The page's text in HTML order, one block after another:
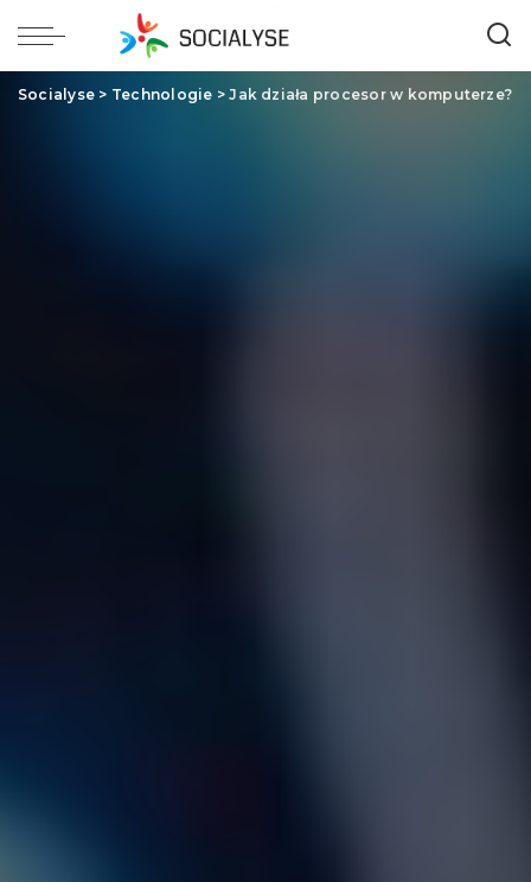
Socialyse > Technologie >Jak działa procesor w komputerze?